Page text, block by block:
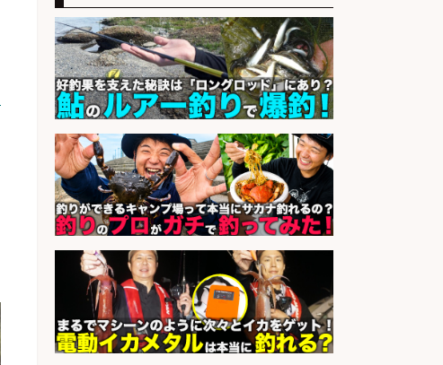
きる
会社名 株式会社ホットスタッフ五日市
sponsored by 求人ボックス
レジカウンター/夕方勤務で時給UP
お釣りの計算不要の簡単レジ1日2時
間
会社名 オーケー株式会社
sponsored by 求人ボックス
配達/ドライバー/ドライバー補助 魚
の梱包 年齢経験不問/完全週休2日で
最低月収33万円保証
会社名 株式会社ワイズ